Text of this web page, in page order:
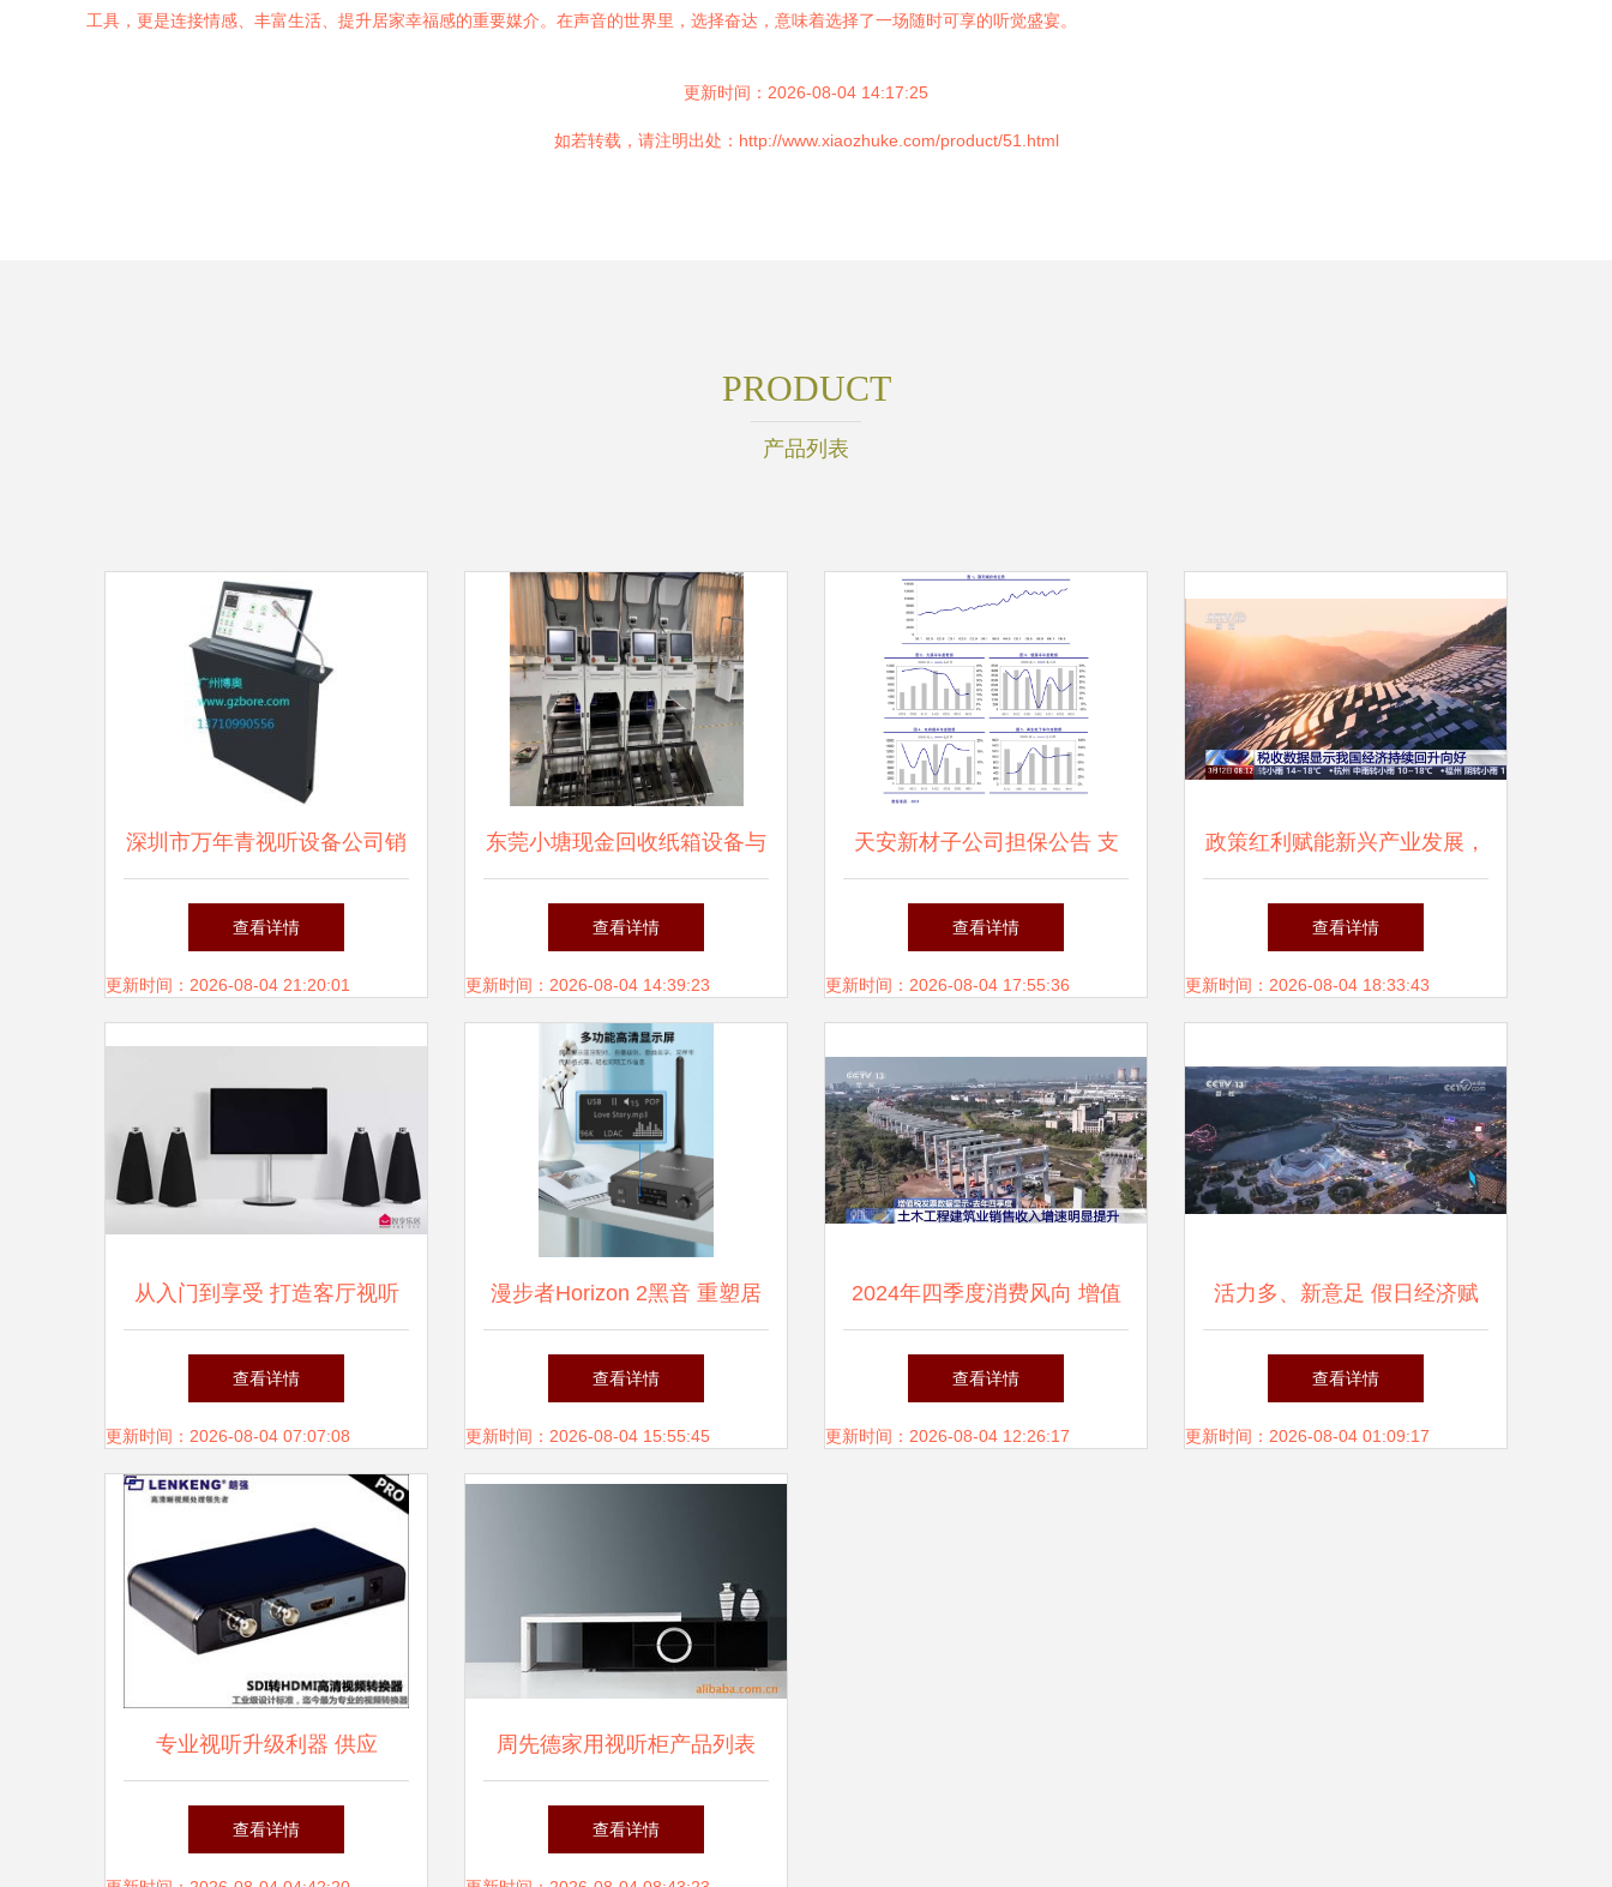
工具，更是连接情感、丰富生活、提升居家幸福感的重要媒介。在声音的世界里，选择奋达，意味着选择了一场随时可享的听觉盛宴。
更新时间：2026-08-04 14:17:25
如若转载，请注明出处：http://www.xiaozhuke.com/product/51.html
PRODUCT
产品列表
深圳市万年青视听设备公司销
售部 专业视听解决方案的可
靠伙伴
查看详情
更新时间：2026-08-04 21:20:01
东莞小塘现金回收纸箱设备与
家用视听销售 二手开凿机买
卖指南
查看详情
更新时间：2026-08-04 14:39:23
天安新材子公司担保公告 支
持佛山石湾鹰牌陶瓷发展，家
用视听设备销售业务稳健
查看详情
更新时间：2026-08-04 17:55:36
政策红利赋能新兴产业发展，
家用视听设备销售迎来新机遇
查看详情
更新时间：2026-08-04 18:33:43
从入门到享受 打造客厅视听
空间需要多少钱？
查看详情
更新时间：2026-08-04 07:07:08
漫步者Horizon 2黑音 重塑居
家视听体验的智能新旗舰
查看详情
更新时间：2026-08-04 15:55:45
2024年四季度消费风向 增值
税发票数据揭示家用视听设备
销售新趋势
查看详情
更新时间：2026-08-04 12:26:17
活力多、新意足 假日经济赋
能家用视听设备消费，释放城
乡市场新潜力
查看详情
更新时间：2026-08-04 01:09:17
专业视听升级利器 供应
LKV368Pro SDI转HDMI高清
查看详情
周先德家用视听柜产品列表
打造完美家庭影院体验
查看详情